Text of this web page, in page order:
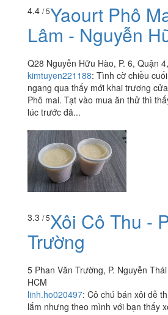
4.4 / 5Yaourt Phô
Lâm - Nguyễn
Q28 Nguyễn Hữu Hào, P. 6, Quận
kimtuyen221188: Tình cờ chiều
ngang qua thấy mới khai trương
Phô mai. Tạt vào mua ăn thử thì
lúc trước đã...
3.3 / 5Xôi Cô Thu -
Trường
5 Phan Văn Trường, P. Nguyễn
HCM
linh.ho020497: Cô chú bán xôi dễ
lắm nhưng theo mình với bạn thấy